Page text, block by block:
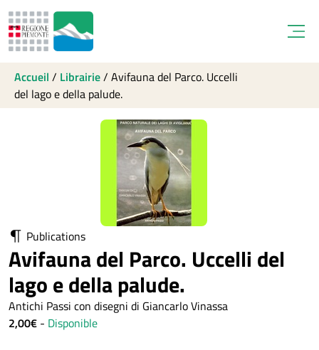
Accueil / Librairie/ Avifauna del Parco. Uccelli
del lago e della palude.
Publications
Avifauna del Parco. Uccelli del
lago e della palude.
Antichi Passi con disegni di Giancarlo Vinassa
2,00€ - Disponible